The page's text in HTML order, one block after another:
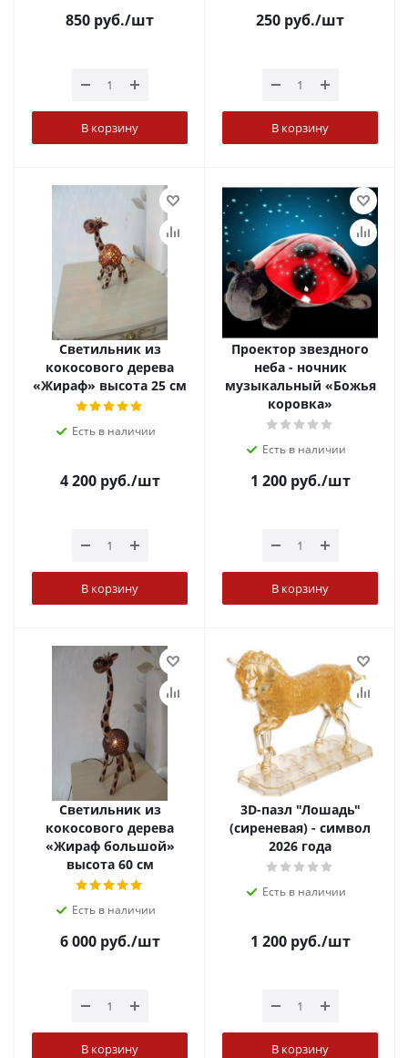
850 руб./шт
В корзину
250 руб./шт
В корзину
Светильник из
кокосового дерева
«Жираф» высота 25 см
Есть в наличии
4 200руб./шт
В корзину
Проектор звездного
неба - ночник
музыкальный «Божья
коровка»
Есть в наличии
1 200руб./шт
В корзину
Светильник из
кокосового дерева
«Жираф большой»
высота 60 см
Есть в наличии
6 000руб./шт
В корзину
3D-пазл "Лошадь"
(сиреневая) - символ
2026 года
Есть в наличии
1 200руб./шт
В корзину